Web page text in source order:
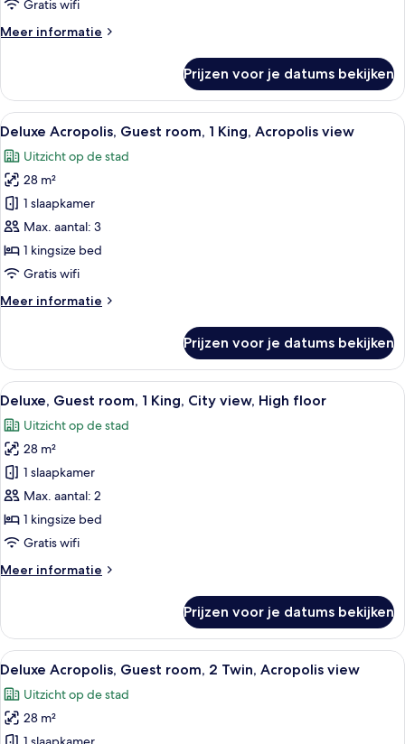
Acropolis
floor
laden
Gratis wifi
Meer informatie
Meer
Acropolis
Suite,
1
King,
Acropolis
view,
High
floor
Prijzen voor je datums bekijken
Alle
foto's
voor
Deluxe
Acropolis,
Guest
room,
1
Acropolis
Een hotelkamer met een groot bed,
6
Deluxe Acropolis, Guest room, 1 King, Acropolis view
Uitzicht op de stad
28 m²
1 slaapkamer
Max. aantal: 3
1 kingsize bed
Gratis wifi
Meer informatie
Meer
Acropolis,
Guest
room,
King,
Acropolis
view
Prijzen voor je datums bekijken
Alle
foto's
voor
Deluxe,
Guest
room,
1
King,
view,
laden
Een hotelkamer met een groot bed,
3
Deluxe, Guest room, 1 King, City view, High floor
Uitzicht op de stad
28 m²
1 slaapkamer
Max. aantal: 2
1 kingsize bed
Gratis wifi
Meer informatie
Meer
Guest
room,
1
City
view,
High
Prijzen voor je datums bekijken
Alle
foto's
voor
Deluxe
Een hotelkamer met twee bedden,
3
Deluxe Acropolis, Guest room, 2 Twin, Acropolis view
Uitzicht op de stad
28 m²